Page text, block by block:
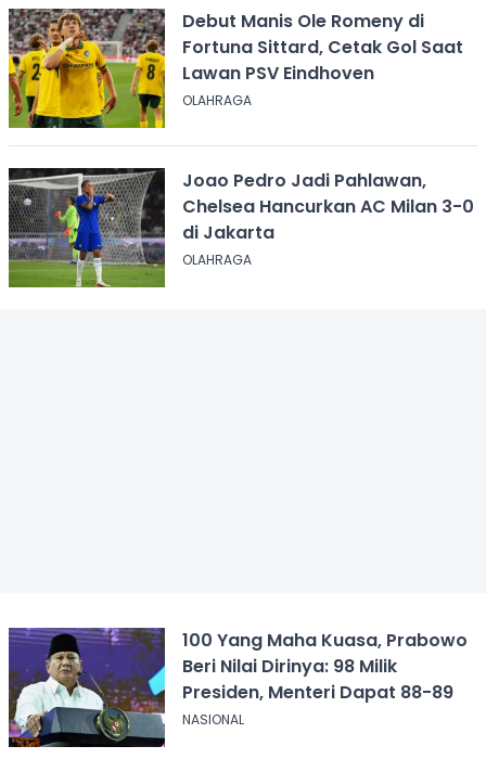
Debut Manis Ole Romeny di
Fortuna Sittard, Cetak Gol Saat
Lawan PSV Eindhoven
OLAHRAGA
Joao Pedro Jadi Pahlawan,
Chelsea Hancurkan AC Milan 3-0
di Jakarta
OLAHRAGA
100 Yang Maha Kuasa, Prabowo
Beri Nilai Dirinya: 98 Milik
Presiden, Menteri Dapat 88-89
NASIONAL